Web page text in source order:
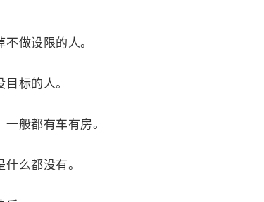
做设限的人。
标的人。
般都有车有房。
么都没有。